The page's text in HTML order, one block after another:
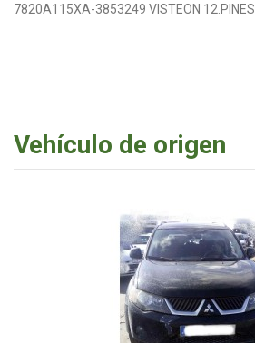
7820A115XA-3853249 VISTEON 12.PINES
Vehículo de origen